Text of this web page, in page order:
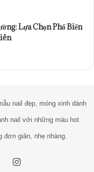
Lựa Chọn Phổ Biến
nail đẹp, móng xinh dành
nail với những màu hot
đơn giản, nhẹ nhàng.
Instagram